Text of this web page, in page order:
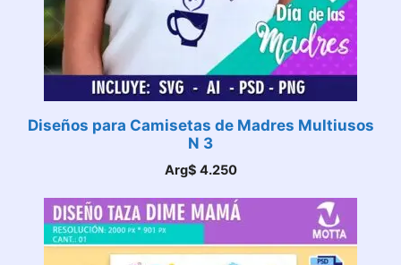
Diseños para Camisetas de Madres Multiusos
N 3
Arg$ 4.250